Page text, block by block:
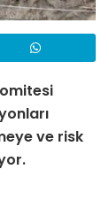
ve risk